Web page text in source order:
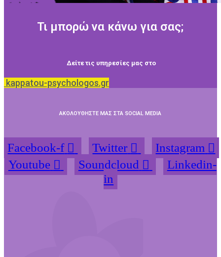
Τι μπορώ να κάνω για σας;
Δείτε τις υπηρεσίες μας στο
kappatou-psychologos.gr
ΑΚΟΛΟΥΘΗΣΤΕ ΜΑΣ ΣΤΑ SOCIAL MEDIA
Facebook-f Twitter
Instagram
Youtube
Soundcloud
Linkedin-
in